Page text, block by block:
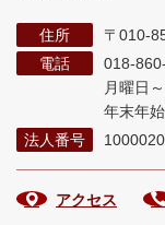
住所
〒010-
電話
018-
月曜日
年末年始
法人番号
アクセス